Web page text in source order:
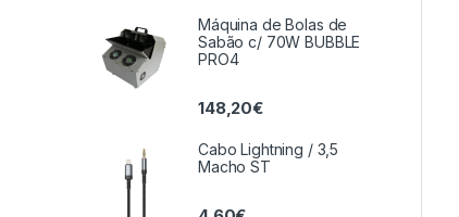
Máquina de Bolas de
Sabão c/ 70W BUBBLE
PRO4
148,20€
Cabo Lightning / 3,5
Macho ST